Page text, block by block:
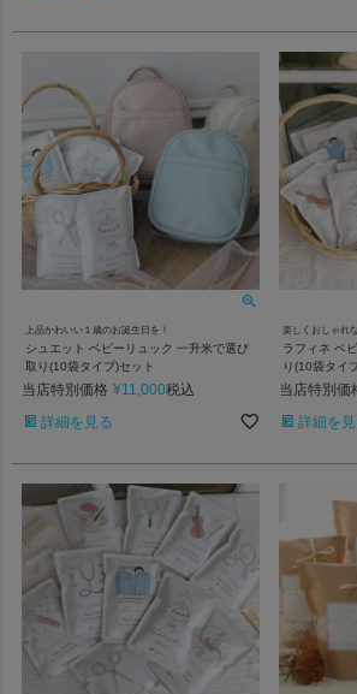
上品かわいい１歳のお誕生日を！
シュエット ベビーリュック 一升米で選び
取り(10袋タイプ)セット
当店特別価格 ¥11,000税込
詳細を見る
楽しくおしゃれ
ラフィネ ベ
り(10袋タイ
当店特別価
詳細を